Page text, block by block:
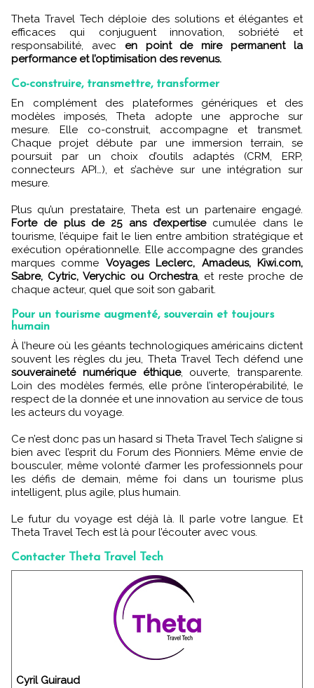
Theta Travel Tech déploie des solutions et élégantes et
efficaces qui conjuguent innovation, sobriété et
responsabilité, avec en point de mire permanent la
performance et l’optimisation des revenus.
Co-construire, transmettre, transformer
En complément des plateformes génériques et des
modèles imposés, Theta adopte une approche sur
mesure. Elle co-construit, accompagne et transmet.
Chaque projet débute par une immersion terrain, se
poursuit par un choix d’outils adaptés (CRM, ERP,
connecteurs API…), et s’achève sur une intégration sur
mesure.
Plus qu’un prestataire, Theta est un partenaire engagé.
Forte de plus de 25 ans d’expertisecumulée dans le
tourisme, l’équipe fait le lien entre ambition stratégique et
exécution opérationnelle. Elle accompagne des grandes
marques comme Voyages Leclerc, Amadeus, Kiwi.com,
Sabre, Cytric, Verychic ou Orchestra, et reste proche de
chaque acteur, quel que soit son gabarit.
Pour un tourisme augmenté, souverain et toujours
humain
À l’heure où les géants technologiques américains dictent
souvent les règles du jeu, Theta Travel Tech défend une
souveraineté numérique éthique, ouverte, transparente.
Loin des modèles fermés, elle prône l’interopérabilité, le
respect de la donnée et une innovation au service de tous
les acteurs du voyage.
Ce n’est donc pas un hasard si Theta Travel Tech s’aligne si
bien avec l’esprit du Forum des Pionniers. Même envie de
bousculer, même volonté d’armer les professionnels pour
les défis de demain, même foi dans un tourisme plus
intelligent, plus agile, plus humain.
Le futur du voyage est déjà là. Il parle votre langue. Et
Theta Travel Tech est là pour l’écouter avec vous.
Contacter Theta Travel Tech
Cyril Guiraud